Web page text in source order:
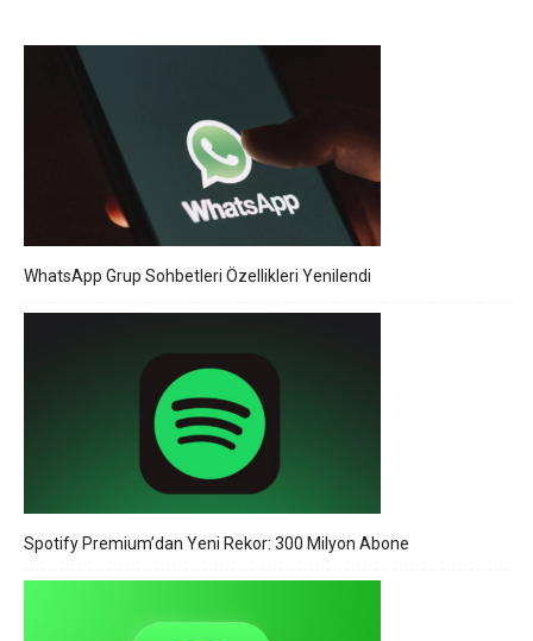
WhatsApp Grup Sohbetleri Özellikleri Yenilendi
Spotify Premium’dan Yeni Rekor: 300 Milyon Abone